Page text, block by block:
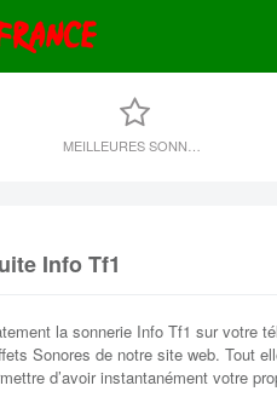
Info Tf1
la sonnerie Info Tf1 sur votre
Sonores de notre site web. Tout
d’avoir instantanément votre